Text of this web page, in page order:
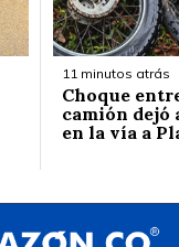
11 minutos atrás
Choque
camión dejó
en la vía a